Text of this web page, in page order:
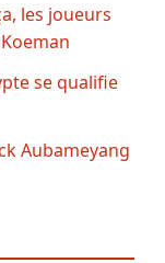
les joueurs
se qualifie
Aubameyang